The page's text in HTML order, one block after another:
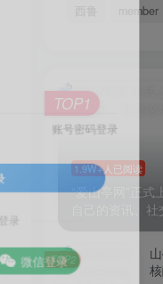
member
1.9W+人已阅读
“爱山亭网”正式
自己的资讯、社
TOP1
TOP2
账号密码登录
录
微信登录